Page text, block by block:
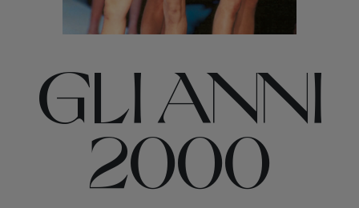
GLI ANNI
2000